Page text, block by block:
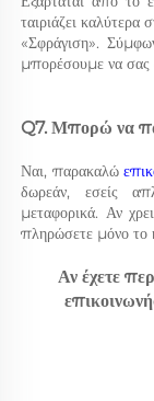
ταιριάζει
«Σφράγιση».
μπορέσουμε να σας
Q7. Μπορώ να
Ναι, παρακαλώ
δωρεάν, εσείς
μεταφορικά. Αν
πληρώσετε μόνο το
Αν έχετε